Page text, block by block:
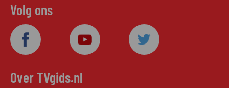
Volg ons
Over TVgids.nl